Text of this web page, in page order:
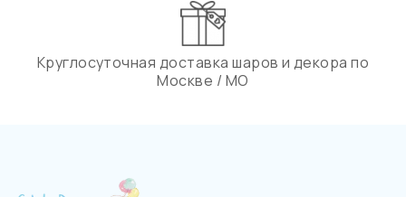
Круглосуточная доставка шаров и декора по
Москве / МО